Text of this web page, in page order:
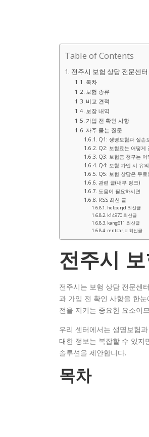
Table of Contents
전주시 보험 상담 전문센터
목차
보험 종류
비교 견적
보장 내역
가입 전 확인 사항
자주 묻는 질문
Q1: 생명보험과 실손
Q2: 보험료는 어떻게
Q3: 보험금 청구는 어
Q4: 보험 가입 시 유
Q5: 보험 상담은 무료
관련 글(내부 링크)
도움이 필요하시면
RSS 최신 글
helperjd 최신글
k14970 최신글
kang611 최신글
rentcarjd 최신글
전주시
전주시는 보험 상담 전문센
과 가입 전 확인 사항을 한
전을 지키는 중요한 요소이
우리 센터에서는 생명보험
대한 정보는 복잡할 수 있지
솔루션을 제안합니다.
목차